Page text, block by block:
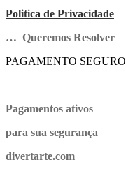
Politica de Privacidade
… Queremos Resolver
PAGAMENTO SEGURO
Pagamentos ativos
para sua segurança
divertarte.com